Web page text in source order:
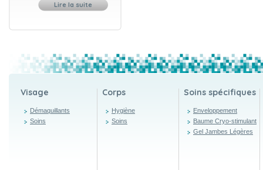
Lire la suite
Visage Corps Soins spécifiques
Démaquillants
Soins
Hygiène
Soins
Enveloppement
Baume Cryo-stimulant
Gel Jambes Légères